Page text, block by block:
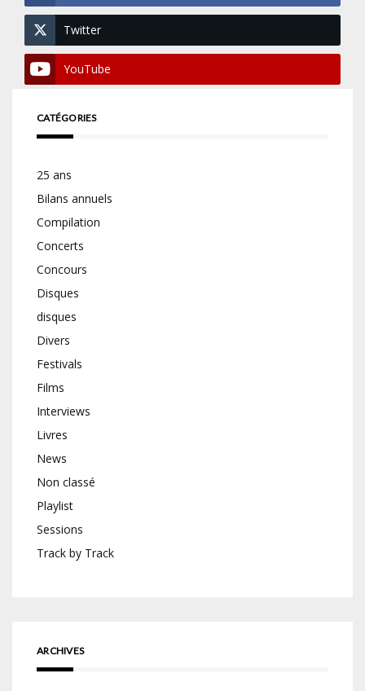
Twitter
YouTube
CATÉGORIES
25 ans
Bilans annuels
Compilation
Concerts
Concours
Disques
disques
Divers
Festivals
Films
Interviews
Livres
News
Non classé
Playlist
Sessions
Track by Track
ARCHIVES